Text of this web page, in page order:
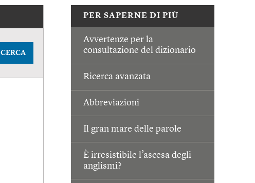
PER SAPERNE DI PIÙ
Avvertenze per la
consultazione del dizionario
Ricerca avanzata
Abbreviazioni
Il gran mare delle parole
È irresistibile l’ascesa degli
anglismi?
CERCA